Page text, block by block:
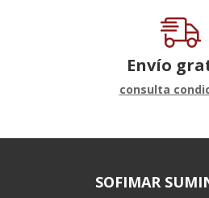
Envío
consulta
SOFIMAR